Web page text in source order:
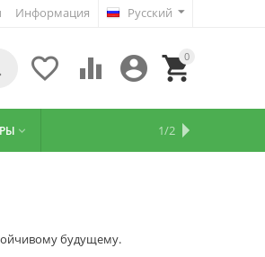
Русский
Информация
0


 
 1/2
будущему.